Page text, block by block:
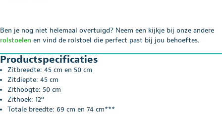
Ben je nog niet helemaal overtuigd? Neem een kijkje bij onze andere
rolstoelen en vind de rolstoel die perfect past bij jou behoeftes.
Productspecificaties
Zitbreedte: 45 cm en 50 cm
Zitdiepte: 45 cm
Zithoogte: 50 cm
Zithoek: 12º
Totale breedte: 69 cm en 74 cm***